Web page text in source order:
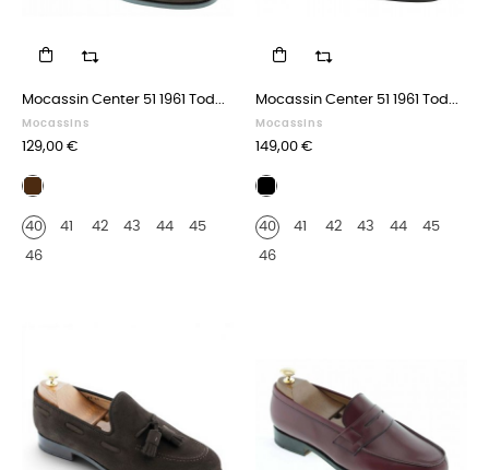
Mocassin Center 51 1961 Tod...
Mocassins
Prix
129,00 €
Daim
40
41 42 43 44 45
46
Mocassin Center 51 1961 Tod...
Mocassins
Prix
149,00 €
Façon
noir
40 41 42 43 44 45
46